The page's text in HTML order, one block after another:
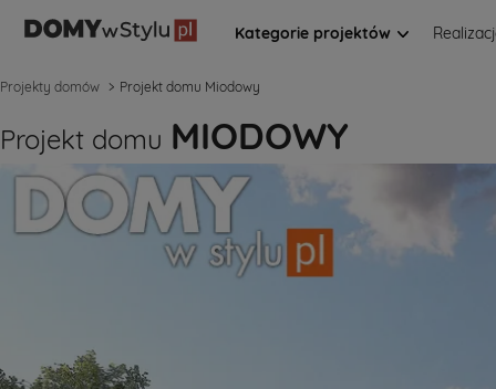
Kategorie projektów
Projekty domów Projekt domu Miodowy
Projekt domu MIODOWY